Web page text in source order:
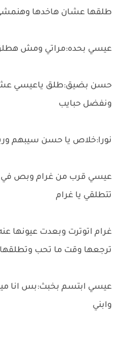
طلقها عشان هاخدها
عيسي بحده:مراتي ومش
حسن بضيق:طلق ياعيسي
ونفضل حبايب
نورا:خلاص يا حسن سيبهم
عيسي قرب من غرام وبص في
تتطلقي يا غرام
غرام اتوترت وبعدت عيونها
ترجعها وقت ما تحب
عيسي ابتسم بخبث:بس انا
وابني